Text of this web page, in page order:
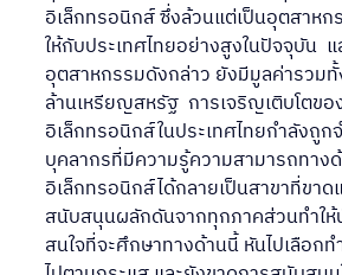
อิเล็กทรอนิกส์ ซึ่งล้วนแต่เป็นอุตสาหก
ให้กับประเทศไทยอย่างสูงในปัจจุบัน
อุตสาหกรรมดังกล่าว ยังมีมูลค่ารวม
ล้านเหรียญสหรัฐ  การเจริญเติบโตข
อิเล็กทรอนิกส์ในประเทศไทยกำลังถูก
บุคลากรที่มีความรู้ความสามารถทาง
อิเล็กทรอนิกส์ได้กลายเป็นสาขาที่ขาด
สนับสนุนผลักดันจากทุกภาคส่วนทำให้
สนใจที่จะศึกษาทางด้านนี้ หันไปเลือก